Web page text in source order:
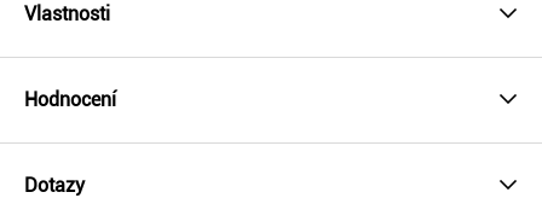
Vlastnosti
Hodnocení
Dotazy